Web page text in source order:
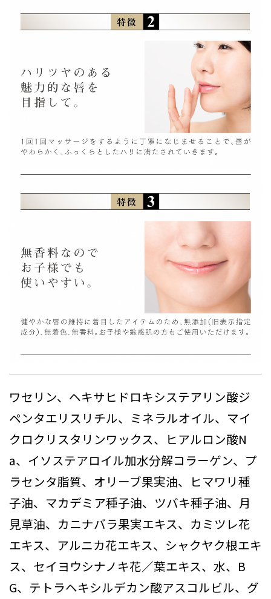
ワセリン、ヘキサヒドロキシステアリン酸ジ
ペンタエリスリチル、ミネラルオイル、マイ
クロクリスタリンワックス、ヒアルロン酸N
a、イソステアロイル加水分解コラーゲン、プ
ラセンタ脂質、オリーブ果実油、ヒマワリ種
子油、マカデミア種子油、ツバキ種子油、月
見草油、カニナバラ果実エキス、カミツレ花
エキス、アルニカ花エキス、シャクヤク根エキ
ス、セイヨウシナノキ花／葉エキス、水、B
G、テトラヘキシルデカン酸アスコルビル、グ